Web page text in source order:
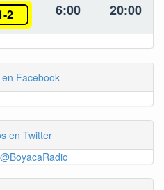
2 6:00 20:00
Facebook
en Twitter